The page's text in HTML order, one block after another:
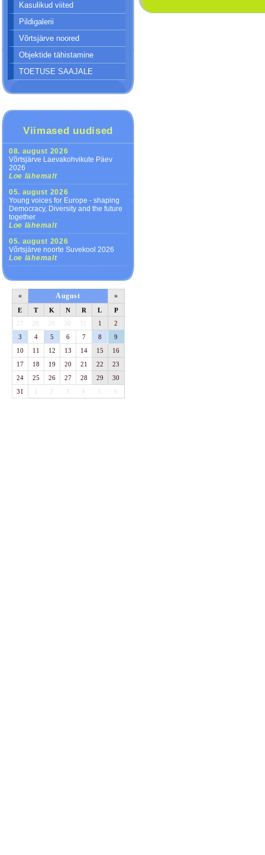
Kasulikud viited
Pildigalerii
Võrtsjärve noored
Objektide tähistamine
TOETUSE SAAJALE
Viimased uudised
08. august 2026
Võrtsjärve Laevakohvikute Päev
2026
Loe lähemalt
05. august 2026
Young voices for Europe - shaping
Democracy, Diversity and the future
together
Loe lähemalt
05. august 2026
Võrtsjärve noorte Suvekool 2026
Loe lähemalt
« August »
E T K N R L
P
27
28 29 30 31 1
2
3
4 5 6 7 8
9
10
11 12 13 14 15
16
17
18 19 20 21 22
23
24
25 26 27 28 29
30
31
1 3 4 5 6